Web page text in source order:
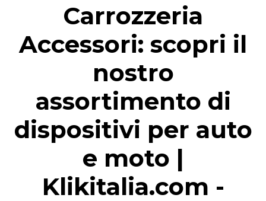
Carrozzeria
Accessori: scopri il
nostro
assortimento di
dispositivi per auto
e moto |
Klikitalia.com -